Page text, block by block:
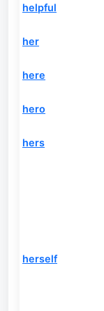
helpful
her
here
hero
hers
herself